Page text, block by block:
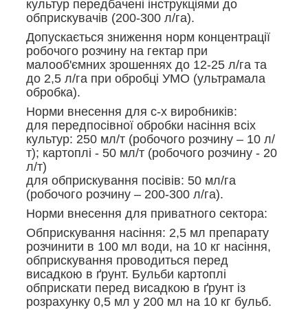
культур передбачені інструкціями до
обприскувачів (200-300 л/га).
Допускається зниження норм концентрації
робочого розчину на гектар при
малооб'ємних зрошеннях до 12-25 л/га та
до 2,5 л/га при обробці УМО (ультрамала
обробка).
Норми внесення для с-х виробників:
для передпосівної обробки насіння всіх
культур: 250 мл/т (робочого розчину – 10 л/
т); картоплі - 50 мл/т (робочого розчину - 20
л/т)
для обприскування посівів: 50 мл/га
(робочого розчину – 200-300 л/га).
Норми внесення для приватного сектора:
Обприскування насіння: 2,5 мл препарату
розчинити в 100 мл води, на 10 кг насіння,
обприскування проводиться перед
висадкою в ґрунт. Бульби картоплі
обприскати перед висадкою в ґрунт із
розрахунку 0,5 мл у 200 мл на 10 кг бульб.